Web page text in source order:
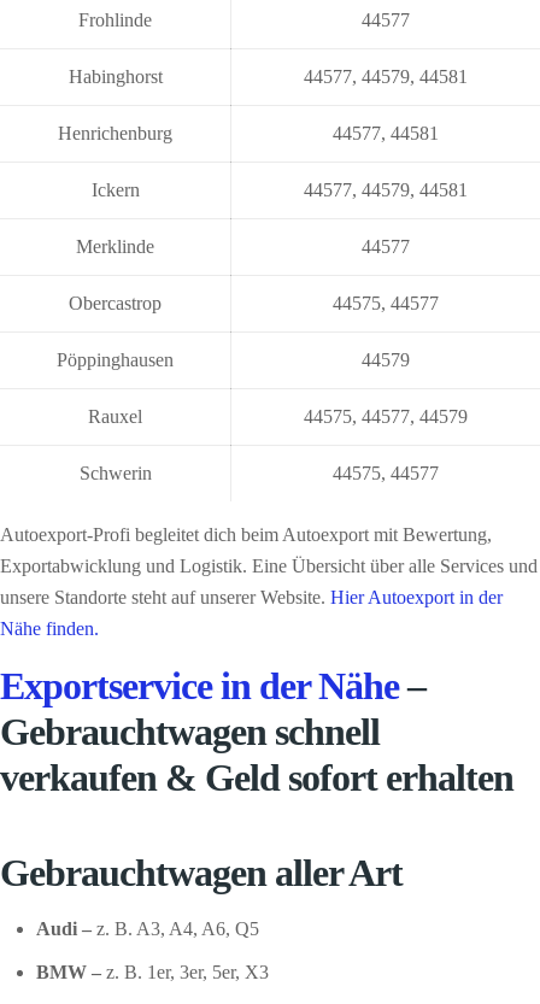
Frohlinde 44577
Habinghorst 44577, 44579, 44581
Henrichenburg 44577, 44581
Ickern 44577, 44579, 44581
Merklinde 44577
Obercastrop 44575, 44577
Pöppinghausen 44579
Rauxel 44575, 44577, 44579
Schwerin 44575, 44577
Autoexport-Profi begleitet dich beim Autoexport mit Bewertung,
Exportabwicklung und Logistik. Eine Übersicht über alle Services und
unsere Standorte steht auf unserer Website. Hier Autoexport in der
Nähe finden.
Exportservice in der Nähe–
Gebrauchtwagen schnell
verkaufen & Geld sofort erhalten
Gebrauchtwagen aller Art
Audi – z. B. A3, A4, A6, Q5
BMW – z. B. 1er, 3er, 5er, X3